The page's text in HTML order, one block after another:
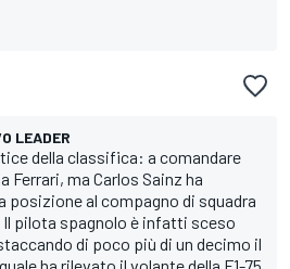
LEADER
della classifica: a comandare
Ferrari, ma Carlos Sainz ha
posizione al compagno di squadra
Il pilota spagnolo è infatti sceso
di poco più di un decimo il